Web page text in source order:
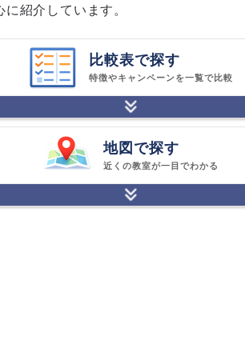
に紹介しています。
比較表で探す
特徴やキャンペーンを一覧で比較
地図で探す
近くの教室が一目でわかる